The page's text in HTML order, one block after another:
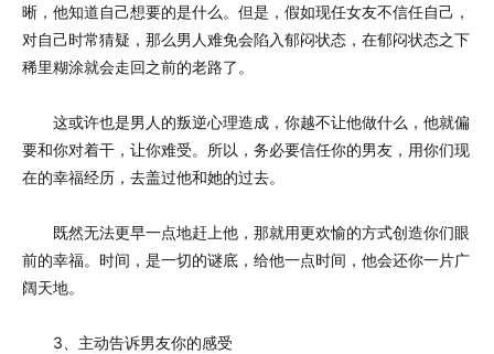
晰，他知道自己想要的是什么。但是，假如现任女友不信任自己，
对自己时常猜疑，那么男人难免会陷入郁闷状态，在郁闷状态之下
稀里糊涂就会走回之前的老路了。
这或许也是男人的叛逆心理造成，你越不让他做什么，他就偏
要和你对着干，让你难受。所以，务必要信任你的男友，用你们现
在的幸福经历，去盖过他和她的过去。
既然无法更早一点地赶上他，那就用更欢愉的方式创造你们眼
前的幸福。时间，是一切的谜底，给他一点时间，他会还你一片广
阔天地。
3、主动告诉男友你的感受